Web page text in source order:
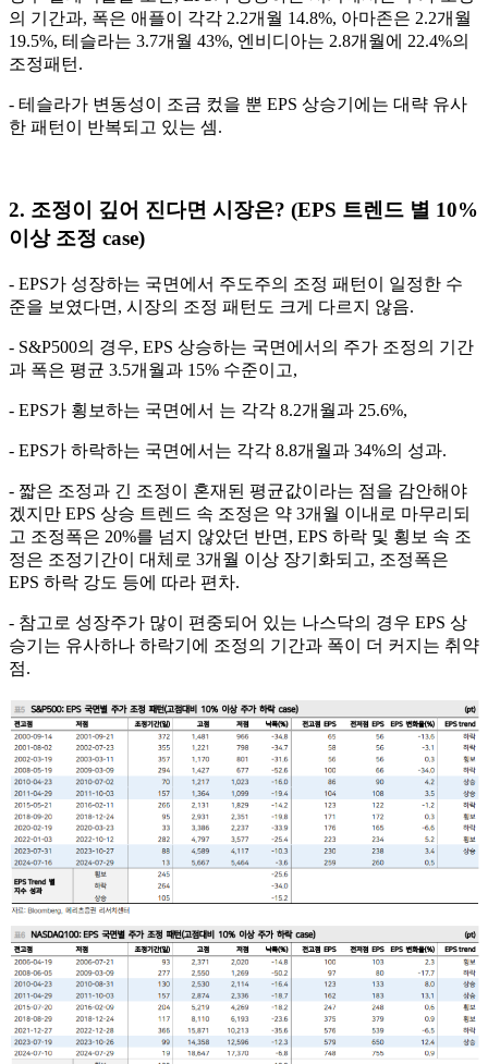
의 기간과, 폭은 애플이 각각 2.2개월 14.8%, 아마존은 2.2개월
19.5%, 테슬라는 3.7개월 43%, 엔비디아는 2.8개월에 22.4%의
조정패턴.
- 테슬라가 변동성이 조금 컸을 뿐 EPS 상승기에는 대략 유사
한 패턴이 반복되고 있는 셈.
2. 조정이 깊어 진다면 시장은? (EPS 트렌드 별 10%
이상 조정 case)
- EPS가 성장하는 국면에서 주도주의 조정 패턴이 일정한 수
준을 보였다면, 시장의 조정 패턴도 크게 다르지 않음.
- S&P500의 경우, EPS 상승하는 국면에서의 주가 조정의 기간
과 폭은 평균 3.5개월과 15% 수준이고,
- EPS가 횡보하는 국면에서 는 각각 8.2개월과 25.6%,
- EPS가 하락하는 국면에서는 각각 8.8개월과 34%의 성과.
- 짧은 조정과 긴 조정이 혼재된 평균값이라는 점을 감안해야
겠지만 EPS 상승 트렌드 속 조정은 약 3개월 이내로 마무리되
고 조정폭은 20%를 넘지 않았던 반면, EPS 하락 및 횡보 속 조
정은 조정기간이 대체로 3개월 이상 장기화되고, 조정폭은
EPS 하락 강도 등에 따라 편차.
- 참고로 성장주가 많이 편중되어 있는 나스닥의 경우 EPS 상
승기는 유사하나 하락기에 조정의 기간과 폭이 더 커지는 취약
점.